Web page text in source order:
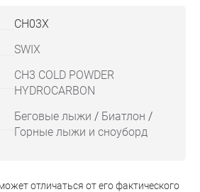
CH03X
SWIX
CH3 COLD POWDER
HYDROCARBON
Беговые лыжи / Биатлон /
Горные лыжи и сноуборд
отличаться от его фактического